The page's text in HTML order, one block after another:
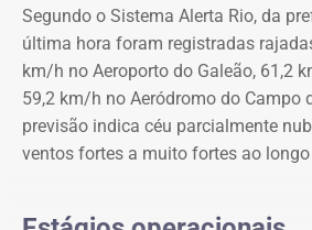
(DEAMs)
Centros Especializados de
(CEAMs)
Centros Integrados de Atendimento à
Patrulha Maria da Penha, da Polícia
acompanhamento de medidas
Segundo o Sistema Alerta Rio, da
última hora foram registradas
km/h no Aeroporto do Galeão, 61,2
59,2 km/h no Aeródromo do Campo
previsão indica céu parcialmente
ventos fortes a muito fortes ao